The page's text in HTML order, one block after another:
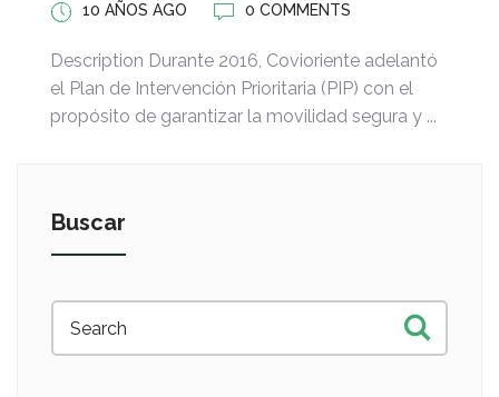
10 AÑOS AGO 0 COMMENTS
Description Durante 2016, Covioriente adelantó
el Plan de Intervención Prioritaria (PIP) con el
propósito de garantizar la movilidad segura y ...
Buscar